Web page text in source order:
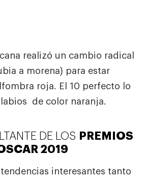
realizó un cambio radical
a morena) para estar
roja. El 10 perfecto lo
de color naranja.
DE LOS PREMIOS
2019
interesantes tanto